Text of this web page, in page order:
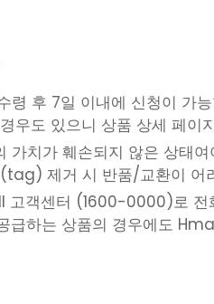
령 후 7일 이내에 신청이 가
우도 있으니 상품 상세 페이
가치가 훼손되지 않은 상태
제거 시 반품/교환이 어
고객센터 (1600-0000)로 전
급하는 상품의 경우에도